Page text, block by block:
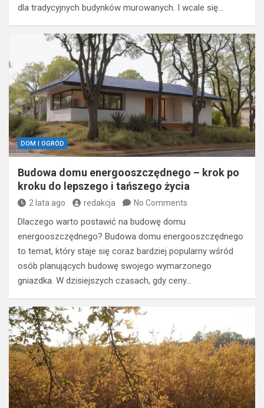
dla tradycyjnych budynków murowanych. I wcale się…
DOM I OGRÓD
Budowa domu energooszczędnego – krok po
kroku do lepszego i tańszego życia
2 lata ago redakcja No Comments
Dlaczego warto postawić na budowę domu
energooszczędnego? Budowa domu energooszczędnego
to temat, który staje się coraz bardziej popularny wśród
osób planujących budowę swojego wymarzonego
gniazdka. W dzisiejszych czasach, gdy ceny…